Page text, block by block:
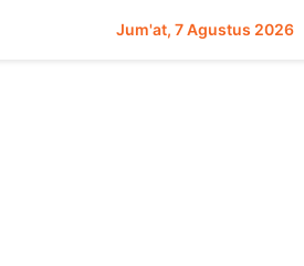
Jum'at 7 Agustus 2026